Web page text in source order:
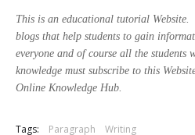
This is an educational tutorial Website.
blogs that help students to gain
everyone and of course all the students
knowledge must subscribe to this
Online Knowledge Hub.
Tags: Paragraph Writing